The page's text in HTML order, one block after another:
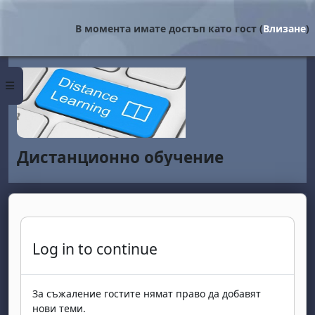
Страничен панел
В момента имате достъп като гост (Влизане)
Дистанционно обучение
Log in to continue
За съжаление гостите нямат право да добавят
нови теми.